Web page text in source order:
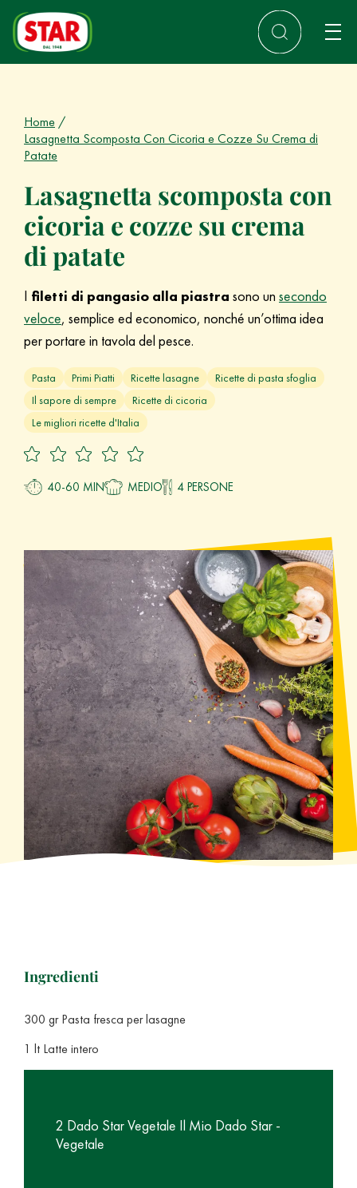
Home
Lasagnetta Scomposta Con Cicoria e Cozze Su Crema di
Patate
Lasagnetta scomposta con
cicoria e cozze su crema
di patate
I filetti di pangasio alla piastra sono un secondo
veloce, semplice ed economico, nonché un’ottima idea
per portare in tavola del pesce.
Pasta Primi Piatti Ricette lasagne
Ricette di pasta sfoglia
Il sapore di sempre
Ricette di cicoria
Le migliori ricette d'Italia
40-60 MIN MEDIO 4 PERSONE
Ingredienti
300 gr Pasta fresca per lasagne
1 lt Latte intero
2 Dado Star Vegetale Il Mio Dado Star -
Vegetale